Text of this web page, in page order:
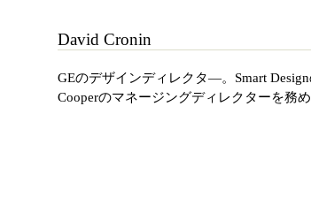
David Cronin
GEのデザインディレクタ―。Smart
Cooperのマネージングディレクターを務め